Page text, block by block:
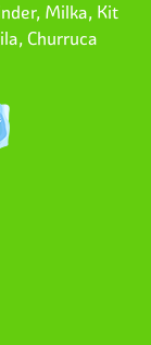
Milka, Kit
Churruca